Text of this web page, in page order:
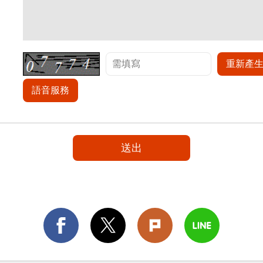
重新產
語音服務